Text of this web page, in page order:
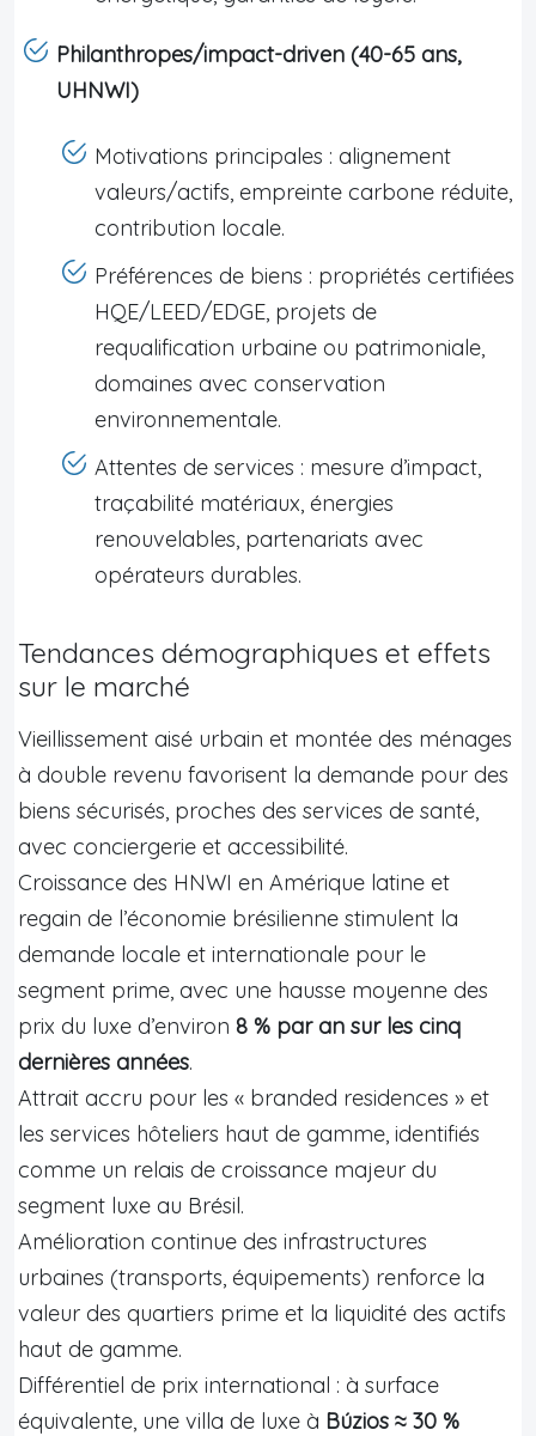
Philanthropes/impact-driven (40-65 ans,
UHNWI)
Motivations principales : alignement
valeurs/actifs, empreinte carbone réduite,
contribution locale.
Préférences de biens : propriétés certifiées
HQE/LEED/EDGE, projets de
requalification urbaine ou patrimoniale,
domaines avec conservation
environnementale.
Attentes de services : mesure d’impact,
traçabilité matériaux, énergies
renouvelables, partenariats avec
opérateurs durables.
Tendances démographiques et effets
sur le marché
Vieillissement aisé urbain et montée des ménages
à double revenu favorisent la demande pour des
biens sécurisés, proches des services de santé,
avec conciergerie et accessibilité.
Croissance des HNWI en Amérique latine et
regain de l’économie brésilienne stimulent la
demande locale et internationale pour le
segment prime, avec une hausse moyenne des
prix du luxe d’environ 8 % par an sur les cinq
dernières années.
Attrait accru pour les « branded residences » et
les services hôteliers haut de gamme, identifiés
comme un relais de croissance majeur du
segment luxe au Brésil.
Amélioration continue des infrastructures
urbaines (transports, équipements) renforce la
valeur des quartiers prime et la liquidité des actifs
haut de gamme.
Différentiel de prix international : à surface
équivalente, une villa de luxe à Búzios ≈ 30 %